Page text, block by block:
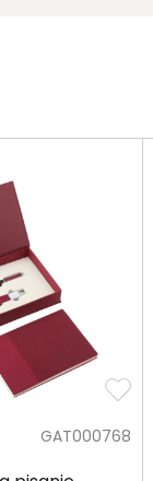
GAT000768